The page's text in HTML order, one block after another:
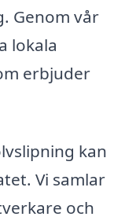
Genom vår
lokala
erbjuder
kan
Vi samlar
och